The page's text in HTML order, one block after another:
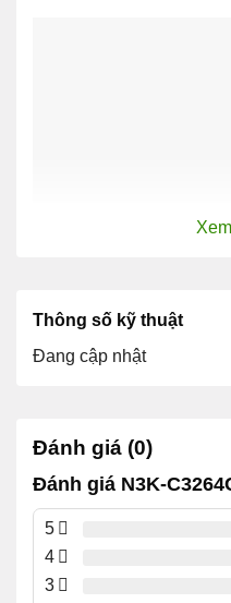
Thông tin chi tiết sản phẩm
Cisco Nexus 3264C-E
Thông số kỹ thuật
Đang cập nhật
Đánh giá (0)
Đánh giá N3K-
5
4
3